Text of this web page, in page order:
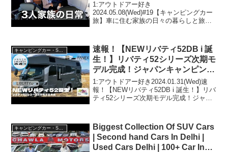
1:アウトドアー好き
2024.05.08(Wed)#19【キャンピングカー
旅】車に住む家族の日々の暮らしと旅と
2024.05.08(Wed)この動画は注目です！3:
アウトドア...
キャンピングカー・SUV人気車種
速報！【NEWリバティ52DB i 誕
生！】リバティ52シリーズ次期モ
デル完成！ジャパンキャンピング
カーショー2024にてデビュー！
標準仕様に加え２種のアップグレ
ード仕様を用意
1:アウトドアー好き2024.01.31(Wed)速
報！【NEWリバティ52DB i 誕生！】リバ
ティ52シリーズ次期モデル完成！ジャパ
ード仕様を用意って人気で話題...
Biggest Collection Of SUV Cars
| Second hand Cars In Delhi |
Used Cars Delhi | 100+ Car In